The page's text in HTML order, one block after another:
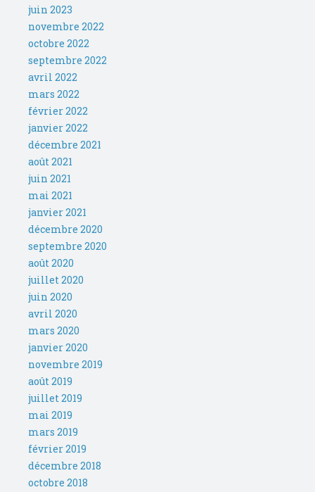
juin 2023
novembre 2022
octobre 2022
septembre 2022
avril 2022
mars 2022
février 2022
janvier 2022
décembre 2021
août 2021
juin 2021
mai 2021
janvier 2021
décembre 2020
septembre 2020
août 2020
juillet 2020
juin 2020
avril 2020
mars 2020
janvier 2020
novembre 2019
août 2019
juillet 2019
mai 2019
mars 2019
février 2019
décembre 2018
octobre 2018